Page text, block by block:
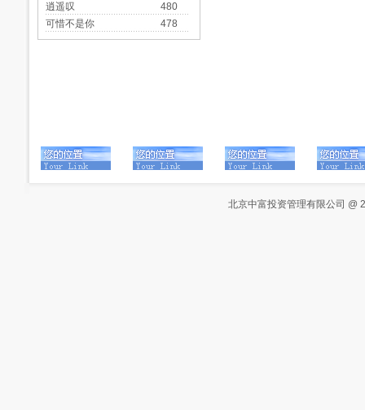
逍遥叹
480
可惜不是你
478
北京中富投资管理有限公司 @